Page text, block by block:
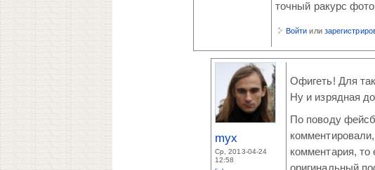
точный ракурс
Войти или
myx
Ср, 2013-04-24
12:58
Офигеть! Для
Ну и изрядная
По поводу
комментария, то